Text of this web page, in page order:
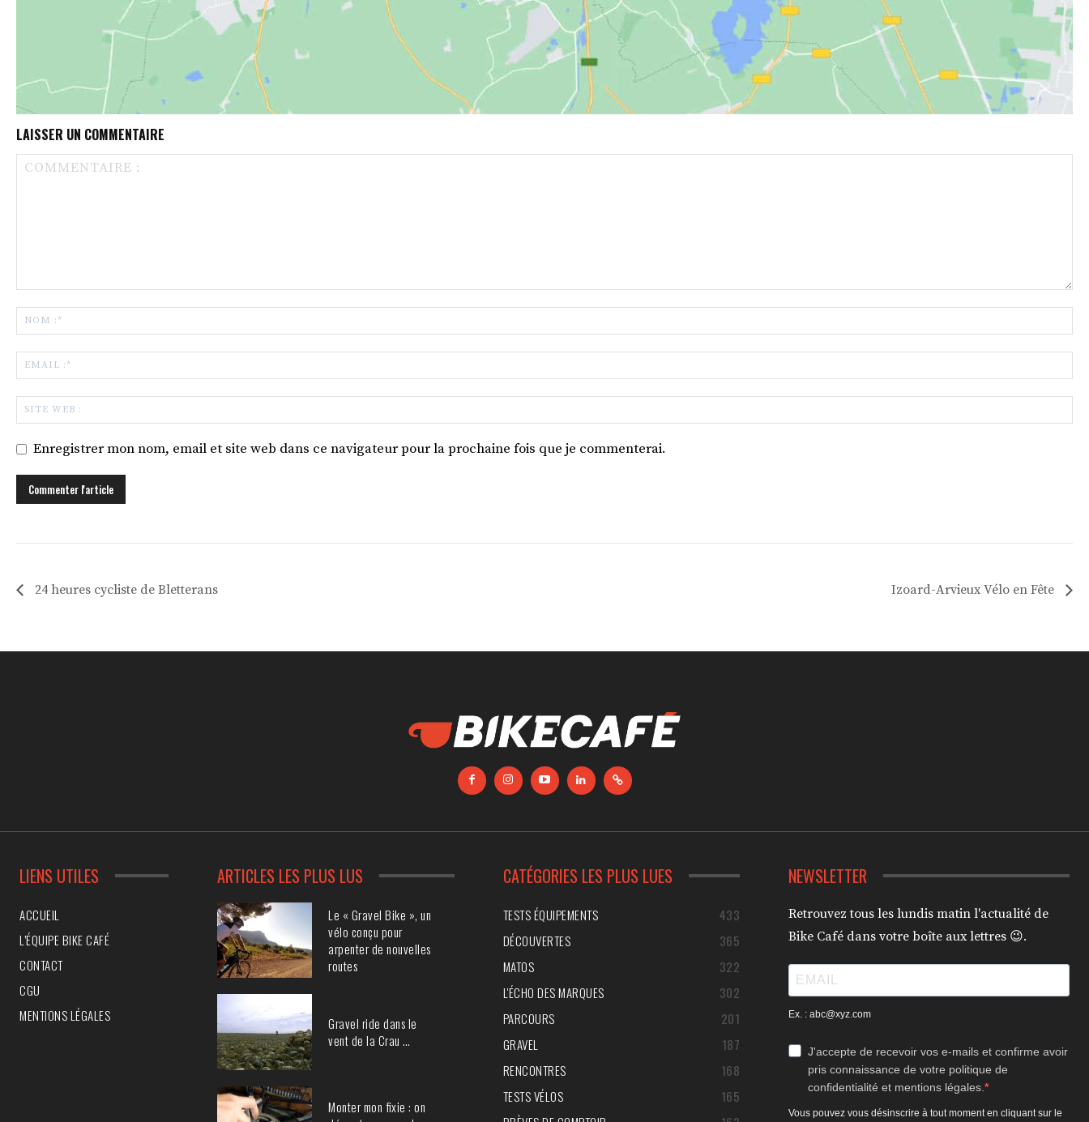
LAISSER UN COMMENTAIRE
Enregistrer mon nom, email et site web dans ce navigateur pour la prochaine fois que je commenterai.
24 heures cycliste de Bletterans Izoard-Arvieux Vélo en Fête
LIENS UTILES
ACCUEIL
L’ÉQUIPE BIKE CAFÉ
CONTACT
CGU
MENTIONS LÉGALES
ARTICLES LES PLUS LUS
Le « Gravel Bike », un
vélo conçu pour
arpenter de nouvelles
routes
Gravel ride dans le
vent de la Crau …
Monter mon fixie : on
CATÉGORIES LES PLUS LUES
TESTS ÉQUIPEMENTS
433
DÉCOUVERTES
365
MATOS
322
L'ÉCHO DES MARQUES
302
PARCOURS
201
GRAVEL
187
RENCONTRES
168
TESTS VÉLOS
165
NEWSLETTER
Retrouvez tous les lundis matin l'actualité de
Bike Café dans votre boîte aux lettres 😉.
Ex. : abc@xyz.com
J'accepte de recevoir vos e-mails et confirme avoir
pris connaissance de votre politique de
confidentialité et mentions légales.
Vous pouvez vous désinscrire à tout moment en cliquant sur le